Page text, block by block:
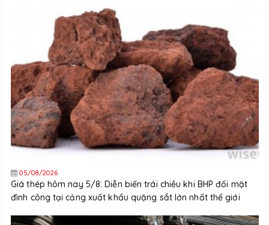
05/08/2026
Giá thép hôm nay 5/8: Diễn biến trái chiều khi BHP đối mặt
đình công tại cảng xuất khẩu quặng sắt lớn nhất thế giới